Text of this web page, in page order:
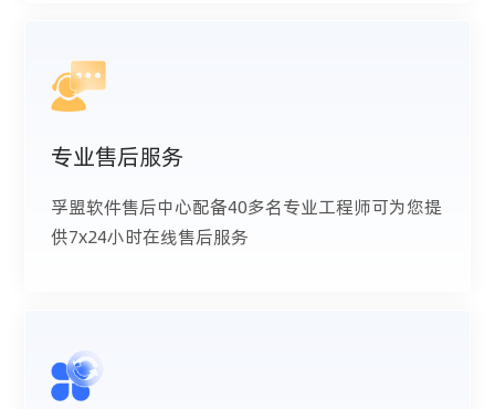
专业售后服务
孚盟软件售后中心配备40多名专业工程师可为您提
供7x24小时在线售后服务